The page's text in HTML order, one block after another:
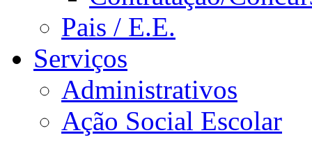
Pais / E.E.
Serviços
Administrativos
Ação Social Escolar